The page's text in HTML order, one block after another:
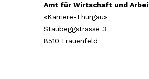
Amt für Wirtschaft und
«Karriere-Thurgau»
Staubeggstrasse 3
8510 Frauenfeld